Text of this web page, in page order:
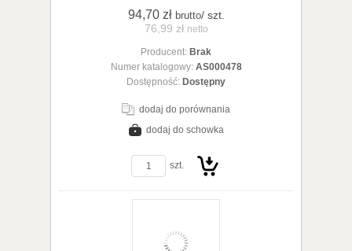
koszyka
94,70 zł brutto/ szt.
76,99 zł netto
Producent: Brak
Numer katalogowy: AS000478
Dostępność: Dostępny
dodaj do porównania
dodaj do schowka
szt.